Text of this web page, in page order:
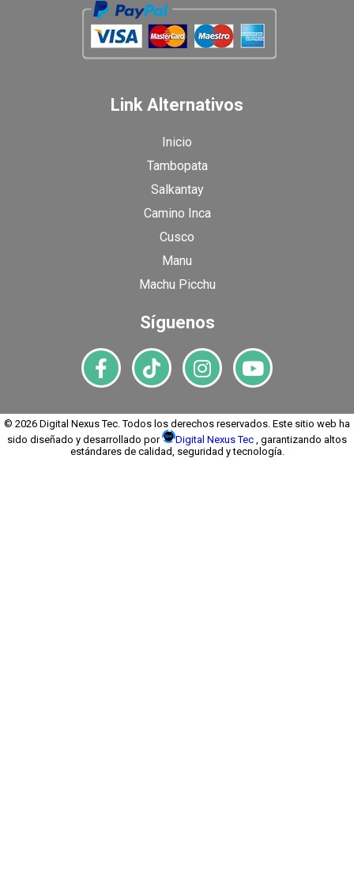
Link Alternativos
Inicio
Tambopata
Salkantay
Camino Inca
Cusco
Manu
Machu Picchu
Síguenos
© 2026 Digital Nexus Tec. Todos los derechos reservados. Este sitio web ha
sido diseñado y desarrollado por
Digital Nexus Tec , garantizando altos
estándares de calidad, seguridad y tecnología.